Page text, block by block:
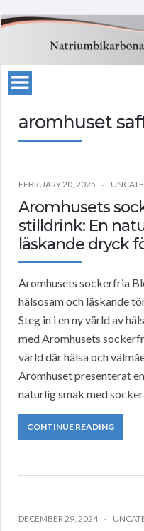
aromhuset
FEBRUARY 20, 2025
Aromhusets
stilldrink: En
läskande dryck
Aromhusets sockerfria
hälsosam och läskande
Steg in i en ny värld av
med Aromhusets
värld där hälsa och
Aromhuset presenterat
naturlig smak med
CONTINUE READING
DECEMBER 29, 2024